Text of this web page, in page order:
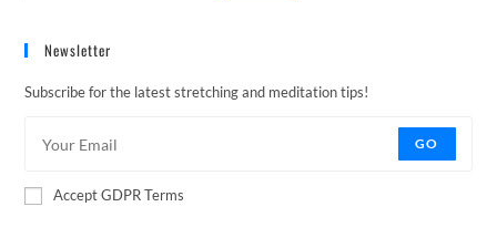
Newsletter
Subscribe for the latest stretching and meditation tips!
GO
Accept GDPR Terms